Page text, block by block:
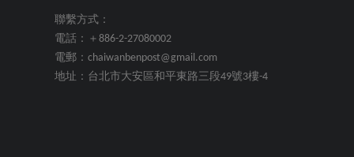
聯繫方式：
電話：＋886-2-27080002
電郵：chaiwanbenpost@gmail.com
地址：台北市大安區和平東路三段49號3樓-4